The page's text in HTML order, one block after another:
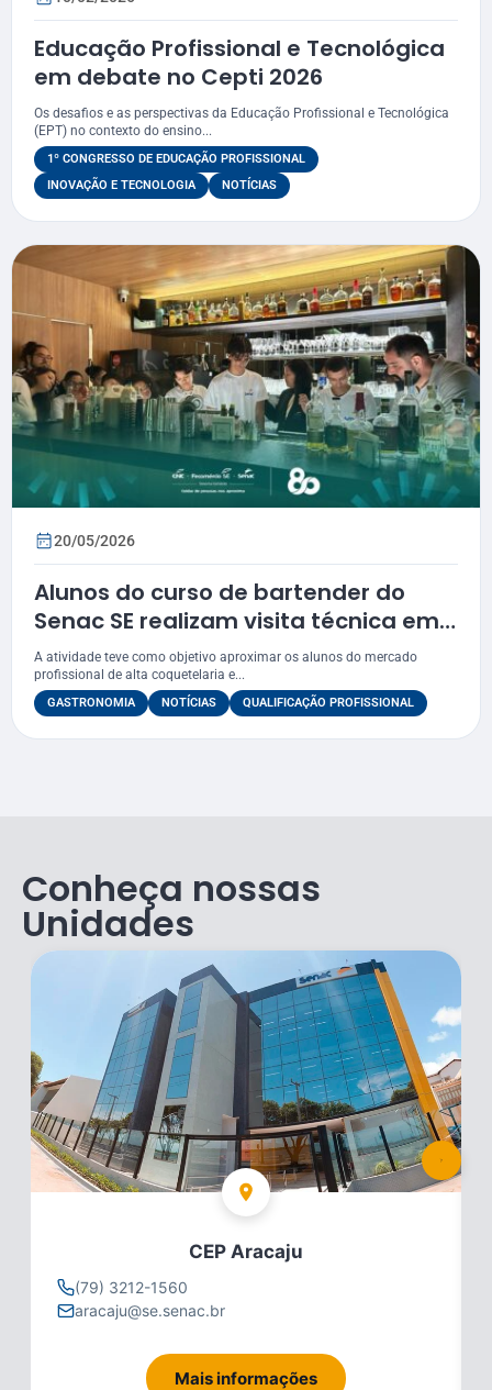
Educação Profissional e Tecnológica
em debate no Cepti 2026
Os desafios e as perspectivas da Educação Profissional e Tecnológica
(EPT) no contexto do ensino...
1º CONGRESSO DE EDUCAÇÃO PROFISSIONAL
INOVAÇÃO E TECNOLOGIA
NOTÍCIAS
20/05/2026
Alunos do curso de bartender do
Senac SE realizam visita técnica em
coquetelaria de Aracaju
A atividade teve como objetivo aproximar os alunos do mercado
profissional de alta coquetelaria e...
GASTRONOMIA NOTÍCIAS QUALIFICAÇÃO PROFISSIONAL
Conheça nossas
Unidades
CEP Aracaju
(79) 3212-1560
aracaju@se.senac.br
Mais informações